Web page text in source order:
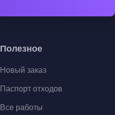
Полезное
Новый заказ
Паспорт отходов
Все работы